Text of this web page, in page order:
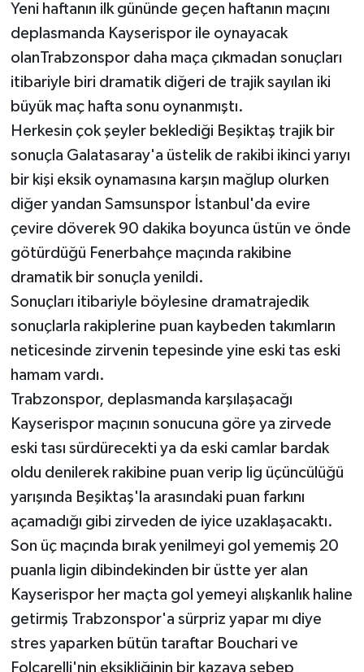
Yeni haftanın ilk gününde geçen haftanın maçını
deplasmanda Kayserispor ile oynayacak
olanTrabzonspor daha maça çıkmadan sonuçları
itibariyle biri dramatik diğeri de trajik sayılan iki
büyük maç hafta sonu oynanmıştı.
Herkesin çok şeyler beklediği Beşiktaş trajik bir
sonuçla Galatasaray'a üstelik de rakibi ikinci yarıyı
bir kişi eksik oynamasına karşın mağlup olurken
diğer yandan Samsunspor İstanbul'da evire
çevire döverek 90 dakika boyunca üstün ve önde
götürdüğü Fenerbahçe maçında rakibine
dramatik bir sonuçla yenildi.
Sonuçları itibariyle böylesine dramatrajedik
sonuçlarla rakiplerine puan kaybeden takımların
neticesinde zirvenin tepesinde yine eski tas eski
hamam vardı.
Trabzonspor, deplasmanda karşılaşacağı
Kayserispor maçının sonucuna göre ya zirvede
eski tası sürdürecekti ya da eski camlar bardak
oldu denilerek rakibine puan verip lig üçüncülüğü
yarışında Beşiktaş'la arasındaki puan farkını
açamadığı gibi zirveden de iyice uzaklaşacaktı.
Son üç maçında bırak yenilmeyi gol yememiş 20
puanla ligin dibindekinden bir üstte yer alan
Kayserispor her maçta gol yemeyi alışkanlık haline
getirmiş Trabzonspor'a sürpriz yapar mı diye
stres yaparken bütün taraftar Bouchari ve
Folcarelli'nin eksikliğinin bir kazaya sebep